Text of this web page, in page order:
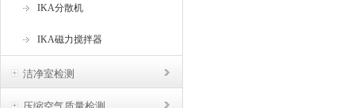
IKA分散机
IKA磁力搅拌器
洁净室检测